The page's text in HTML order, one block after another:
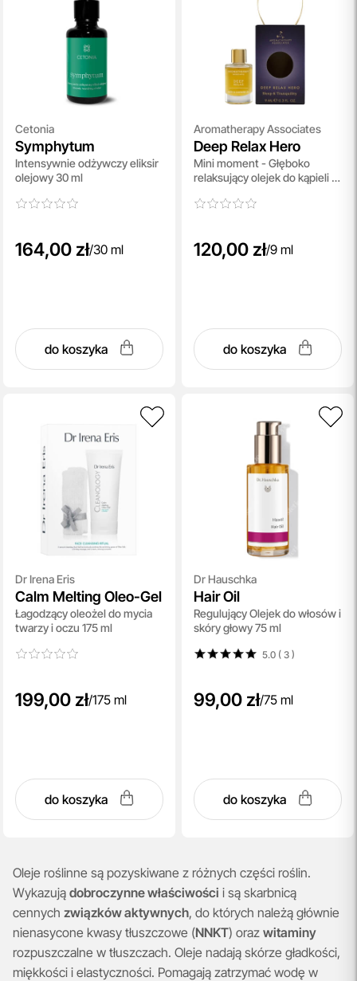
Cetonia
Symphytum
Intensywnie odżywczy eliksir
olejowy 30 ml
164,00 zł/30 ml
do koszyka
Aromatherapy Associates
Deep Relax Hero
Mini moment - Głęboko
relaksujący olejek do kąpieli 9
120,00 zł/9 ml
do koszyka
Dr Irena Eris
Calm Melting Oleo-Gel
Łagodzący oleożel do mycia
twarzy i oczu 175 ml
199,00 zł/175 ml
do koszyka
Dr Hauschka
Hair Oil
Regulujący Olejek do włosów i
skóry głowy 75 ml
5.0 ( 3)
99,00 zł/75 ml
do koszyka
Oleje roślinne są pozyskiwane z różnych części roślin.
Wykazują dobroczynne właściwości i są skarbnicą
cennych związków aktywnych, do których należą głównie
nienasycone kwasy tłuszczowe (NNKT) oraz witaminy
rozpuszczalne w tłuszczach. Oleje nadają skórze gładkości,
miękkości i elastyczności. Pomagają zatrzymać wodę w